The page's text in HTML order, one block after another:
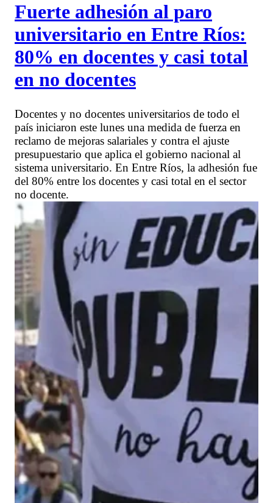
Fuerte adhesión al paro
universitario en Entre Ríos:
80% en docentes y casi total
en no docentes
Docentes y no docentes universitarios de todo el
país iniciaron este lunes una medida de fuerza en
reclamo de mejoras salariales y contra el ajuste
presupuestario que aplica el gobierno nacional al
sistema universitario. En Entre Ríos, la adhesión fue
del 80% entre los docentes y casi total en el sector
no docente.